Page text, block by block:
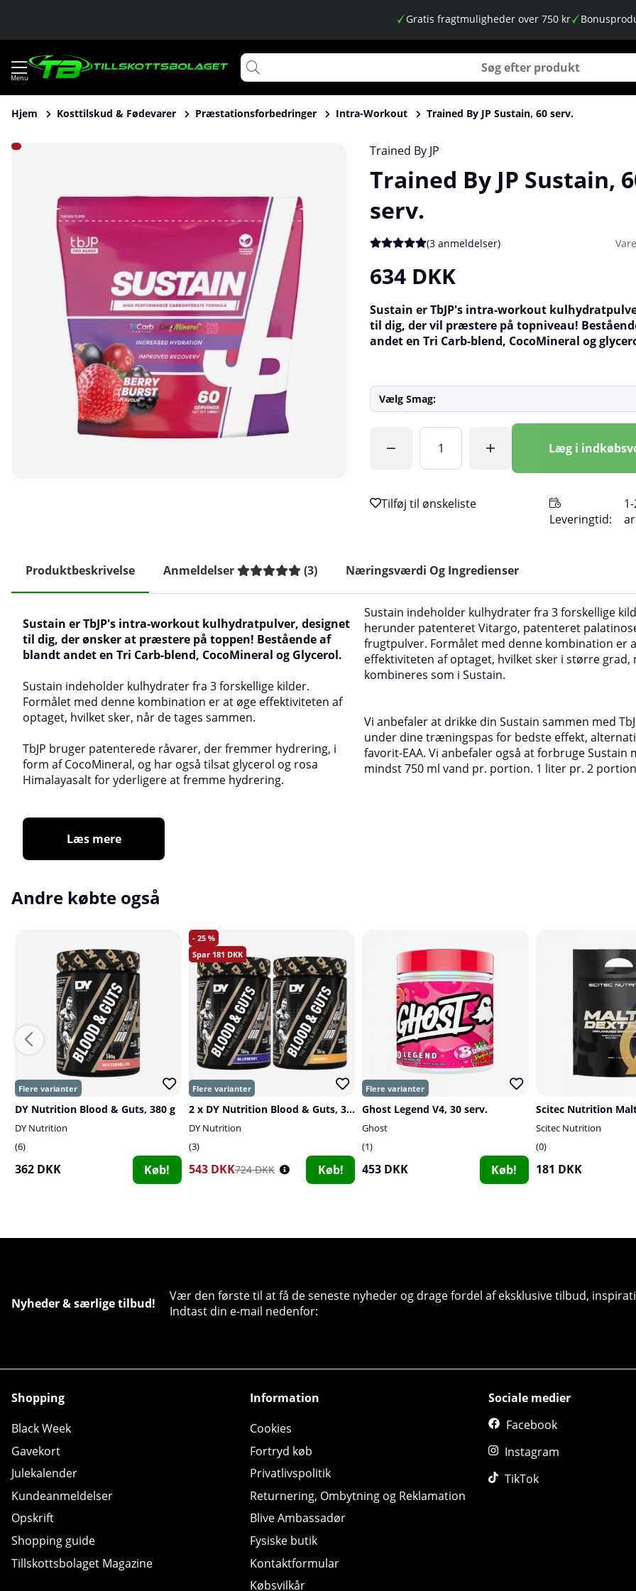
Gratis fragtmuligheder over 750 kr
Hjem Kosttilskud & Fødevarer Præstationsforbedringer Intra-Workout Trained By JP Sustain, 60 serv.
Produktbilleder Trained By JP Sustain, 60 serv. Trained By JP
Trained By JP Sustain,
serv.
Gennemsnitlig vurdering 5 ud af 5 Antal vurderinger 3
(3 anmeldelser)
634 DKK
Sustain er TbJP's intra-workout
til dig, der vil præstere på topniveau!
andet en Tri Carb-blend, CocoMineral og
Vælg Smag:
Læg i
Leveringtid:
Produktbeskrivelse Anmeldelser (3) Næringsværdi Og Ingredienser
Sustain er TbJP's intra-workout kulhydratpulver, designet
til dig, der ønsker at præstere på toppen! Bestående af
blandt andet en Tri Carb-blend, CocoMineral og Glycerol.
Sustain indeholder kulhydrater fra 3 forskellige kilder.
Formålet med denne kombination er at øge effektiviteten af
optaget, hvilket sker, når de tages sammen.
TbJP bruger patenterede råvarer, der fremmer hydrering, i
form af CocoMineral, og har også tilsat glycerol og rosa
Himalayasalt for yderligere at fremme hydrering.
Sustain indeholder kulhydrater fra 3 forskellige
herunder patenteret Vitargo, patenteret
frugtpulver. Formålet med denne kombination er
effektiviteten af optaget, hvilket sker i større grad,
kombineres som i Sustain.
Vi anbefaler at drikke din Sustain sammen med
under dine træningspas for bedste effekt,
favorit-EAA. Vi anbefaler også at forbruge Sustain
mindst 750 ml vand pr. portion. 1 liter pr. 2
Læs mere
Andre købte også
DY Nutrition Blood & Guts, 380 g
DY Nutrition
6
362 DKK Køb!
25
181
2 x DY Nutrition Blood & Guts, 380 g
DY Nutrition
3
543 DKK724 DKK Køb!
Ghost Legend V4, 30 serv.
Ghost
1
453 DKK Køb!
Scitec Nutrition
0
181 DKK
Nyheder & særlige tilbud!
Vær den første til at få de seneste nyheder og drage fordel af eksklusive tilbud,
Indtast din e-mail nedenfor:
Shopping
Black Week
Gavekort
Julekalender
Kundeanmeldelser
Opskrift
Shopping guide
Tillskottsbolaget Magazine
Information
Cookies
Fortryd køb
Privatlivspolitik
Returnering, Ombytning og Reklamation
Blive Ambassadør
Fysiske butik
Kontaktformular
Købsvilkår
Sociale medier
Facebook
Instagram
TikTok